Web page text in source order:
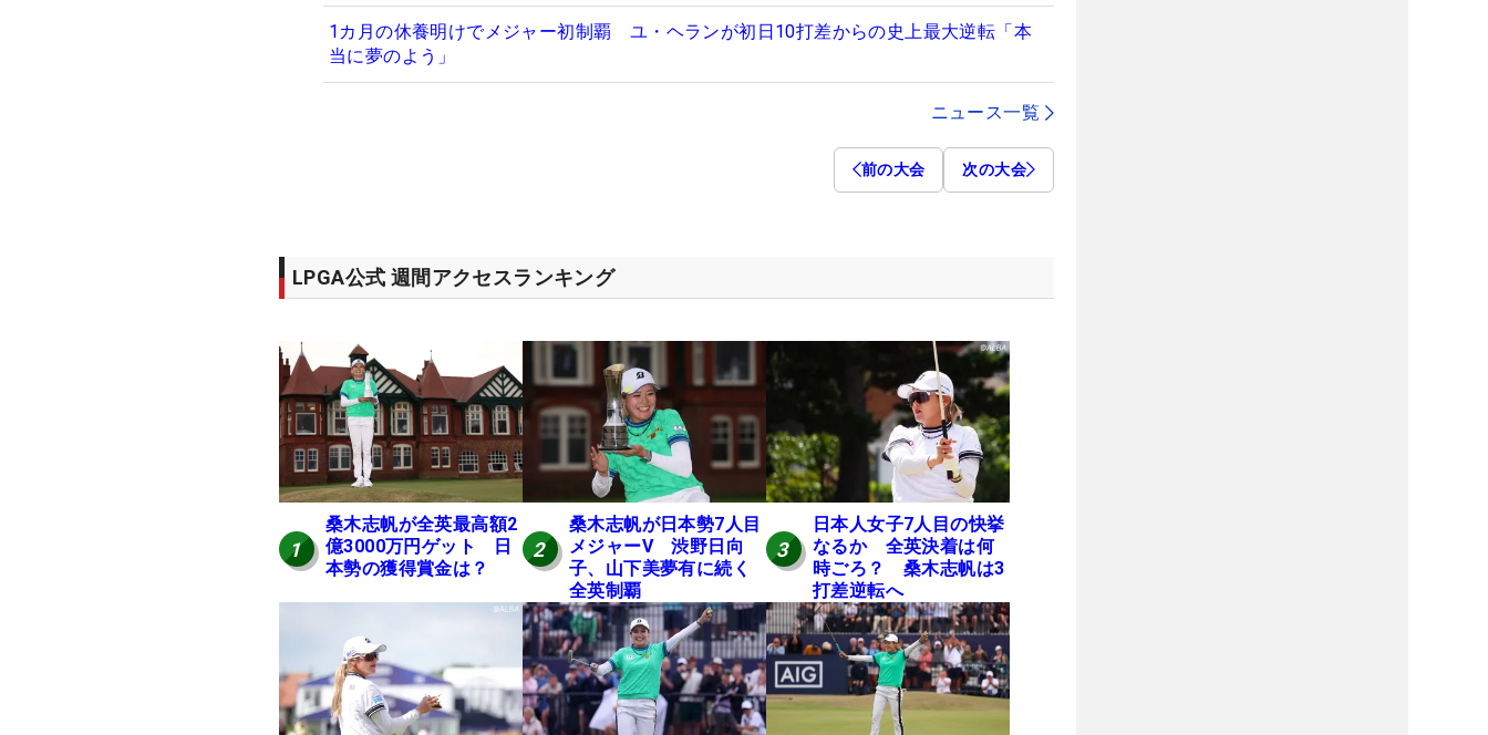
1カ月の休養明けでメジャー初制覇 ユ・ヘランが初日10打差からの史上最大逆転「本
当に夢のよう」
ニュース一覧
前の大会 次の大会
LPGA公式 週間アクセスランキング
1
桑木志帆が全英最高額2
億3000万円ゲット 日
本勢の獲得賞金は？
2
桑木志帆が日本勢7人目
メジャーV 渋野日向
子、山下美夢有に続く
全英制覇
3
日本人女子7人目の快挙
なるか 全英決着は何
時ごろ？ 桑木志帆は3
打差逆転へ